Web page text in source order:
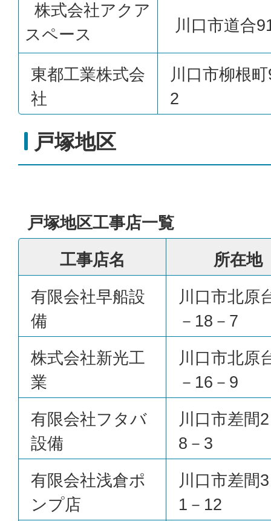
株式会社アクア
スペース
川口市道合
東都工業株式会
社
川口市柳根
2
戸塚地区
戸塚地区工事店一覧
工事店名
所在地
有限会社早船設
備
川口市北原
－18－7
株式会社新光工
業
川口市北原
－16－9
有限会社フタバ
設備
川口市差間
8－3
有限会社浅倉ポ
ンプ店
川口市差間
1－12